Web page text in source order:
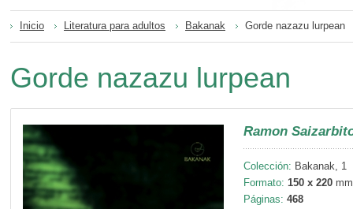
Inicio Literatura para adultos Bakanak Gorde nazazu lurpean
Gorde nazazu lurpean
Ramon
Colección: Bakanak, 1
Formato: 150 x 220 mm
Páginas: 468